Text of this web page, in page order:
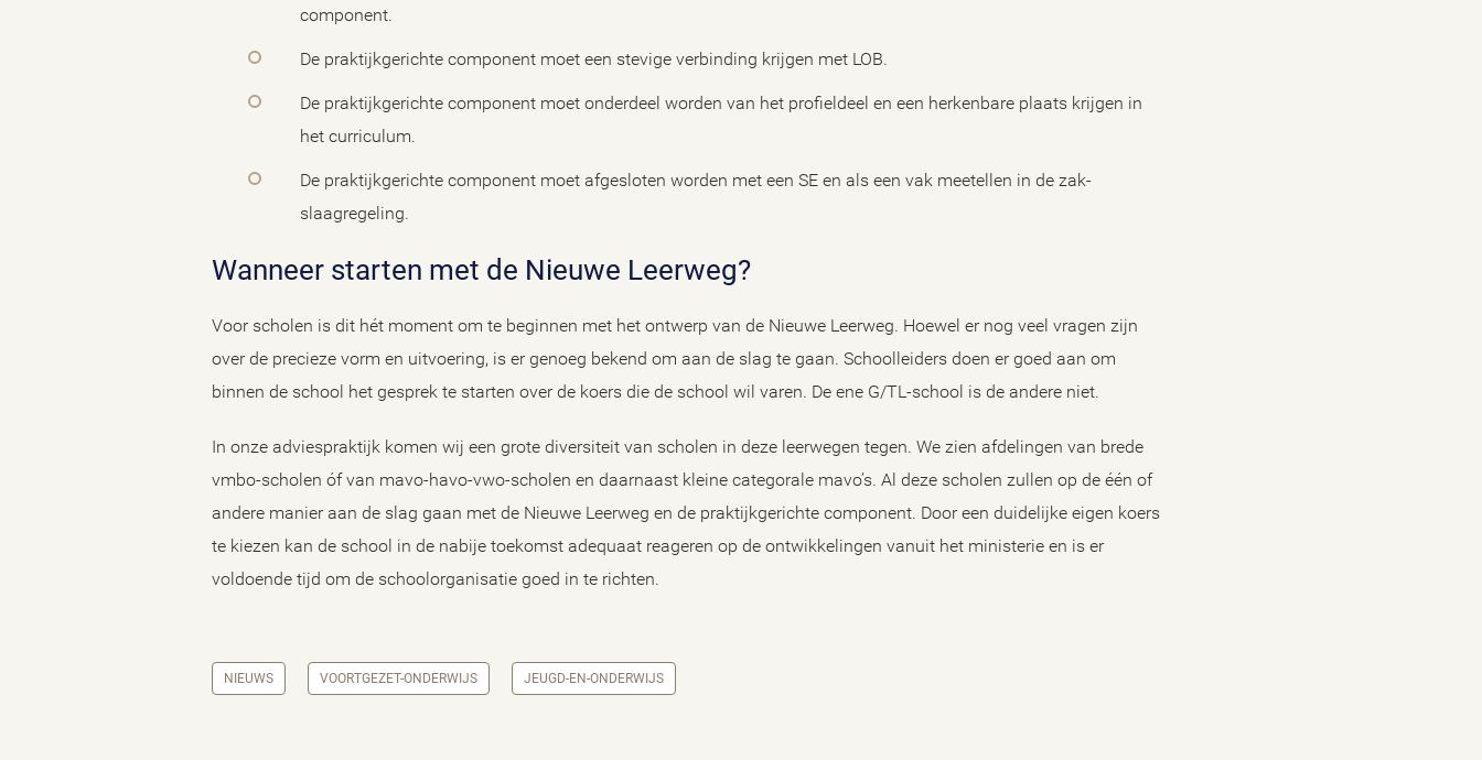
component.
De praktijkgerichte component moet een stevige verbinding krijgen met LOB.
De praktijkgerichte component moet onderdeel worden van het profieldeel en een herkenbare plaats krijgen in
het curriculum.
De praktijkgerichte component moet afgesloten worden met een SE en als een vak meetellen in de zak-
slaagregeling.
Wanneer starten met de Nieuwe Leerweg?
Voor scholen is dit hét moment om te beginnen met het ontwerp van de Nieuwe Leerweg. Hoewel er nog veel vragen zijn
over de precieze vorm en uitvoering, is er genoeg bekend om aan de slag te gaan. Schoolleiders doen er goed aan om
binnen de school het gesprek te starten over de koers die de school wil varen. De ene G/TL-school is de andere niet.
In onze adviespraktijk komen wij een grote diversiteit van scholen in deze leerwegen tegen. We zien afdelingen van brede
vmbo-scholen óf van mavo-havo-vwo-scholen en daarnaast kleine categorale mavo’s. Al deze scholen zullen op de één of
andere manier aan de slag gaan met de Nieuwe Leerweg en de praktijkgerichte component. Door een duidelijke eigen koers
te kiezen kan de school in de nabije toekomst adequaat reageren op de ontwikkelingen vanuit het ministerie en is er
voldoende tijd om de schoolorganisatie goed in te richten.
NIEUWS VOORTGEZET-ONDERWIJS JEUGD-EN-ONDERWIJS